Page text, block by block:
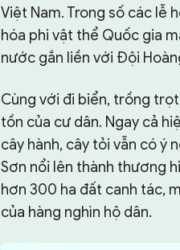
Việt Nam. Trong số các lễ
hóa phi vật thể Quốc gia
nước gắn liền với Đội
Cùng với đi biển, trồng
tồn của cư dân. Ngay cả
cây hành, cây tỏi vẫn có ý
Sơn nổi lên thành thương
hơn 300 ha đất canh tác,
của hàng nghìn hộ dân.